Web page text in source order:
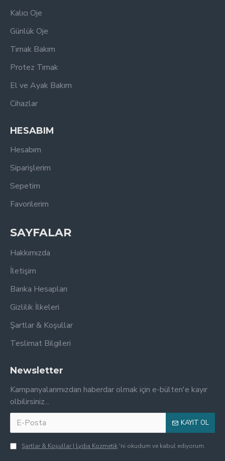
Kalıcı Oje
Günlük Oje
Tırnak Bakım
Protez Tırnak
El ve Ayak Bakım
Cihazlar
HESABIM
Hesabım
Siparişlerim
Sepetim
Favorilerim
SAYFALAR
Hakkımızda
İletişim
Banka Hesapları
Gizlilik İlkeleri
Şartlar & Koşullar
Teslimat Bilgileri
Newsletter
Kampanyalarımızdan haberdar olmak için e-bülten'e kayır
olbilirsiniz...
KAYIT OL
Şartlar & Koşullar | Lydia Kozmetik 'ni okudum ve kabul ediyorum.